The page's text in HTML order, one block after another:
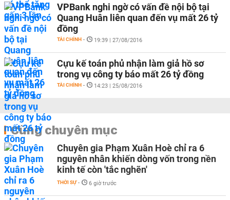
VPBank nghi ngờ có vấn đề nội bộ tại
Quang Huân liên quan đến vụ mất 26 tỷ
đồng
TÀI CHÍNH - 19:39 | 27/08/2016
Cựu kế toán phủ nhận làm giả hồ sơ
trong vụ công ty báo mất 26 tỷ đồng
TÀI CHÍNH - 14:23 | 25/08/2016
Cùng chuyên mục
Chuyên gia Phạm Xuân Hoè chỉ ra 6
nguyên nhân khiến dòng vốn trong nền
kinh tế còn 'tắc nghẽn'
THỜI SỰ - 6 giờ trước